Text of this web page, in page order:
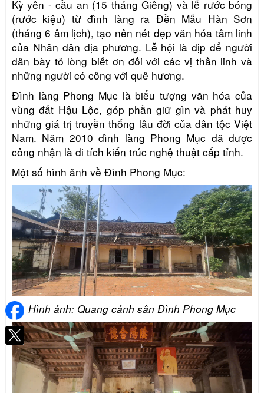
Kỳ yên - cầu an (15 tháng Giêng) và lễ rước bóng
(rước kiệu) từ đình làng ra Đền Mẫu Hàn Sơn
(tháng 6 âm lịch), tạo nên nét đẹp văn hóa tâm linh
của Nhân dân địa phương. Lễ hội là dịp để người
dân bày tỏ lòng biết ơn đối với các vị thần linh và
những người có công với quê hương.
Đình làng Phong Mục là biểu tượng văn hóa của
vùng đất Hậu Lộc, góp phần giữ gìn và phát huy
những giá trị truyền thống lâu đời của dân tộc Việt
Nam. Năm 2010 đình làng Phong Mục đã được
công nhận là di tích kiến trúc nghệ thuật cấp tỉnh.
Một số hình ảnh về Đình Phong Mục:
Hình ảnh: Quang cảnh sân Đình Phong Mục